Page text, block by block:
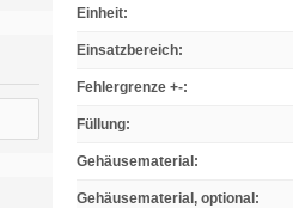
Einheit:
Einsatzbereich:
Fehlergrenze +-:
Füllung:
Gehäusematerial :
Gehäusematerial, optional :